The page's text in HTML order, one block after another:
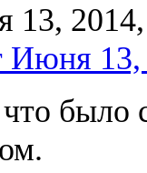
13,
Июня
было